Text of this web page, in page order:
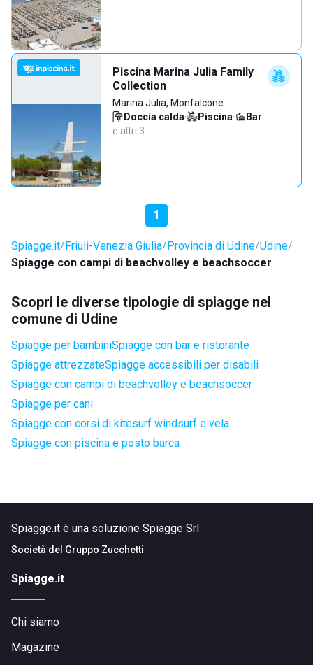
Piscina Marina Julia Family
Collection
Marina Julia, Monfalcone
Doccia calda· Piscina· Bar·
e altri 3…
1
Spiagge.it Friuli-Venezia Giulia Provincia di Udine Udine
Spiagge con campi di beachvolley e beachsoccer
Scopri le diverse tipologie di spiagge nel
comune di Udine
Spiagge per bambiniSpiagge con bar e ristorante
Spiagge attrezzateSpiagge accessibili per disabili
Spiagge con campi di beachvolley e beachsoccer
Spiagge per cani
Spiagge con corsi di kitesurf windsurf e vela
Spiagge con piscina e posto barca
Spiagge.it è una soluzione Spiagge Srl
Società del Gruppo Zucchetti
Spiagge.it
Chi siamo
Magazine